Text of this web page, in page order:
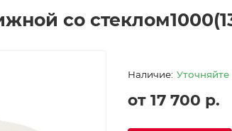
со
Уточняйте
от 17 700 р.